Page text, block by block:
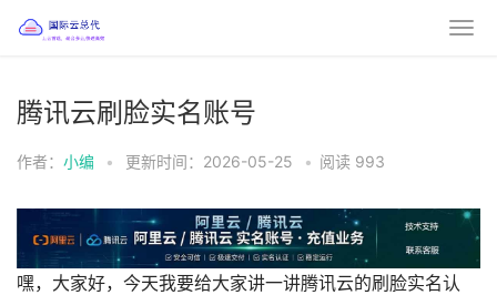
腾讯云刷脸实名账号
作者： 小编 • 更新时间：2026-05-25 • 阅读 993
嘿，大家好，今天我要给大家讲一讲腾讯云的刷脸实名认